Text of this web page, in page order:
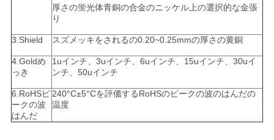
厚さの蛍光体青銅の合金のニッケル上の選択的な金張
り
3.Shield スズメッキをされるの0.20~0.25mmの厚さの黄銅
4.Goldめ
っき
1uインチ、3uインチ、6uインチ、15uインチ、30uイ
ンチ、50uインチ
6.RoHSピ
ークの波
はんだ
240°C±5°Cを評価するRoHSのピークの波のはんだの
温度